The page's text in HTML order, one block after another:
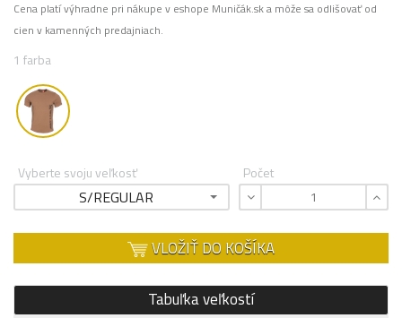
Cena platí výhradne pri nákupe v eshope Muničák.sk a môže sa odlišovať od
cien v kamenných predajniach.
1 farba
Vyberte svoju veľkosť
S/REGULAR
Počet
VLOŽIŤ DO KOŠÍKA
Tabuľka veľkostí